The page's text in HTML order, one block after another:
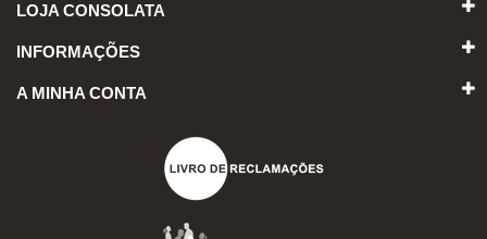
LOJA CONSOLATA
INFORMAÇÕES
A MINHA CONTA